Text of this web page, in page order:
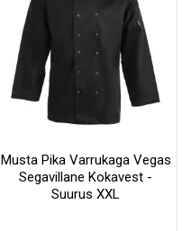
Musta Pika Varrukaga Vegas
Segavillane Kokavest -
Suurus XXL